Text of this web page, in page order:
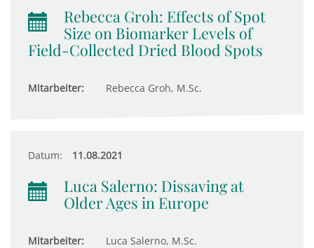
Rebecca Groh: Effects of Spot
Size on Biomarker Levels of
Field-Collected Dried Blood Spots
Mitarbeiter: Rebecca Groh, M.Sc.
Datum: 11.08.2021
Luca Salerno: Dissaving at
Older Ages in Europe
Mitarbeiter: Luca Salerno, M.Sc.